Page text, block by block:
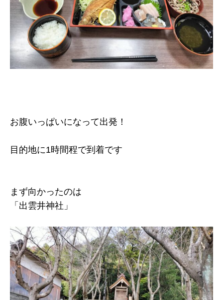
お腹いっぱいになって出発！
目的地に1時間程で到着です
まず向かったのは
「出雲井神社」